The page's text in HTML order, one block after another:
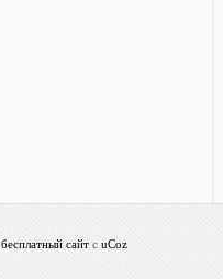
бесплатный сайт с uCoz